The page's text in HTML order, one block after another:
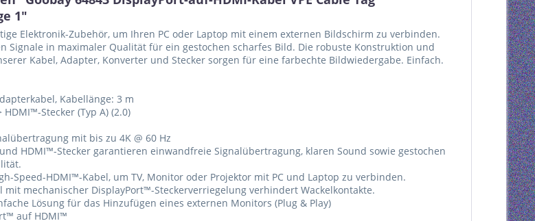
1"
Elektronik-Zubehör, um Ihren PC oder Laptop mit einem externen Bildschirm zu verbinden.
Signale in maximaler Qualität für ein gestochen scharfes Bild. Die robuste Konstruktion und
Kabel, Adapter, Konverter und Stecker sorgen für eine farbechte Bildwiedergabe. Einfach.
Kabellänge: 3 m
Stecker (Typ A) (2.0)
mit bis zu 4K @ 60 Hz
HDMI™-Stecker garantieren einwandfreie Signalübertragung, klaren Sound sowie gestochen
Speed-HDMI™-Kabel, um TV, Monitor oder Projektor mit PC und Laptop zu verbinden.
mit mechanischer DisplayPort™-Steckerverriegelung verhindert Wackelkontakte.
Lösung für das Hinzufügen eines externen Monitors (Plug & Play)
auf HDMI™